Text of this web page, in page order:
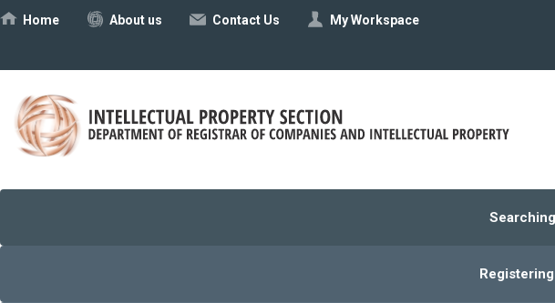
Ηome About us Contact Us My Workspace